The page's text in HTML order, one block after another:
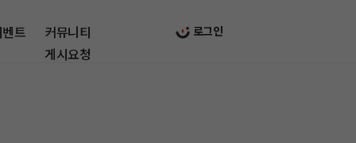
로그인
트
커뮤니티
게시요청